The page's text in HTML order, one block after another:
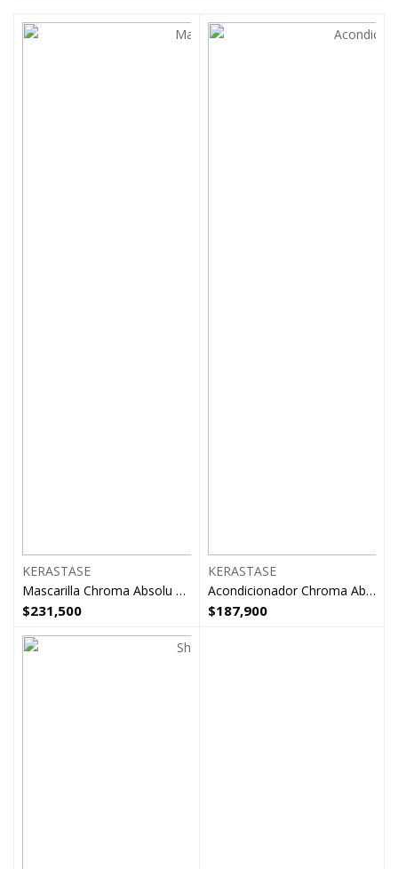
KERASTASE
Mascarilla Chroma Absolu Filler Kerastase
$231,500
KERASTASE
Acondicionador Chroma Absolu Fondant Kerastase
$187,900